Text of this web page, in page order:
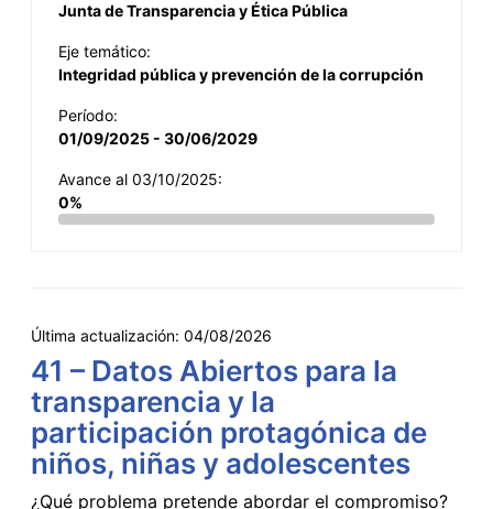
Junta de Transparencia y Ética Pública
Eje temático:
Integridad pública y prevención de la corrupción
Período:
01/09/2025 - 30/06/2029
Avance al 03/10/2025:
0%
Última actualización: 04/08/2026
41 – Datos Abiertos para la
transparencia y la
participación protagónica de
niños, niñas y adolescentes
¿Qué problema pretende abordar el compromiso?